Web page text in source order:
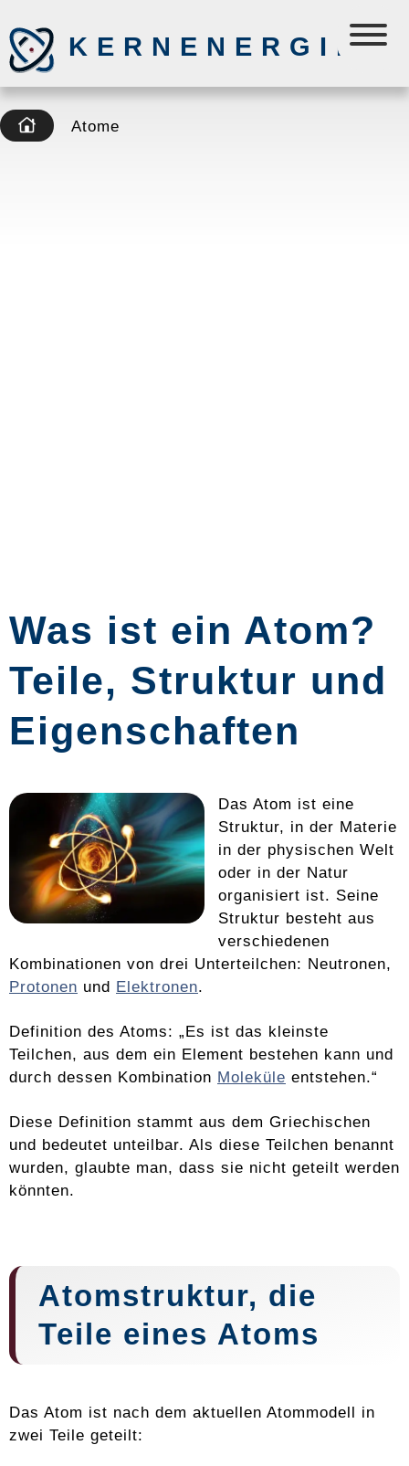
KERNENERGIE
Atome
Was ist ein Atom?
Teile, Struktur und
Eigenschaften
Das Atom ist eine
Struktur, in der Materie
in der physischen Welt
oder in der Natur
organisiert ist. Seine
Struktur besteht aus
verschiedenen
Kombinationen von drei Unterteilchen: Neutronen,
Protonen und Elektronen.
Definition des Atoms: „Es ist das kleinste
Teilchen, aus dem ein Element bestehen kann und
durch dessen Kombination Moleküle entstehen.“
Diese Definition stammt aus dem Griechischen
und bedeutet unteilbar. Als diese Teilchen benannt
wurden, glaubte man, dass sie nicht geteilt werden
könnten.
Atomstruktur, die
Teile eines Atoms
Das Atom ist nach dem aktuellen Atommodell in
zwei Teile geteilt: